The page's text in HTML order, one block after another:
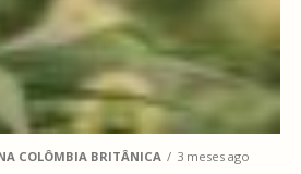
COLÔMBIA BRITÂNICA 3 meses ago